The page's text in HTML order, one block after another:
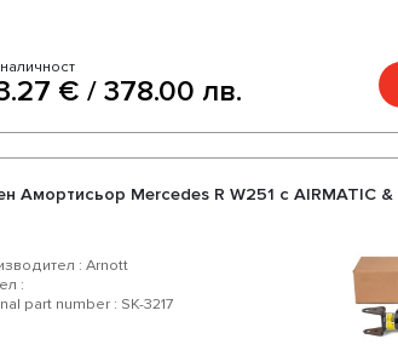
€ / 378.00 лв.
Амортисьор Mercedes R W251 с AIRMATIC &
: Arnott
:
part number : SK-3217